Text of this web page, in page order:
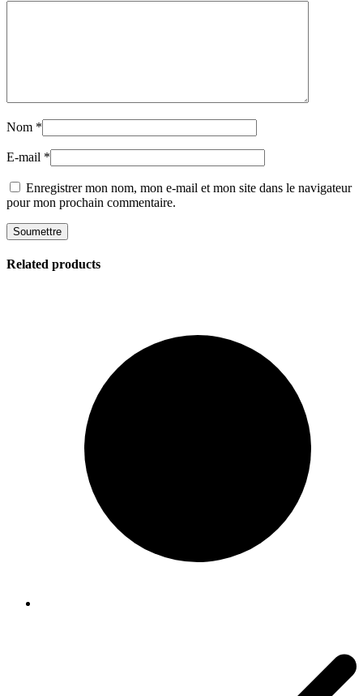
Nom *
E-mail *
Enregistrer mon nom, mon e-mail et mon site dans le navigateur
pour mon prochain commentaire.
Related products